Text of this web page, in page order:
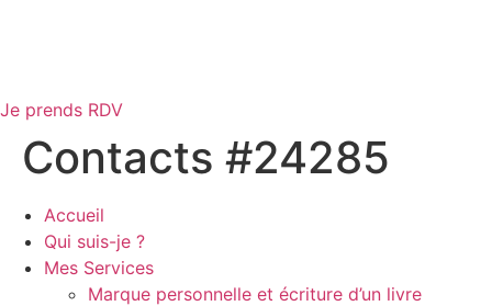
Je prends RDV
Contacts #24285
Accueil
Qui suis-je ?
Mes Services
Marque personnelle et écriture d’un livre